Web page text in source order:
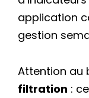
application
gestion
Attention au
filtration :